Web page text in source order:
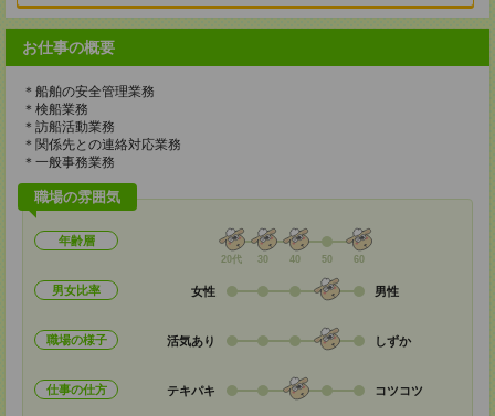
お仕事の概要
＊船舶の安全管理業務
＊検船業務
＊訪船活動業務
＊関係先との連絡対応業務
＊一般事務業務
職場の雰囲気
年齢層
20代 30 40 50 60
男女比率 女性 男性
職場の様子 活気あり しずか
仕事の仕方 テキパキ コツコツ